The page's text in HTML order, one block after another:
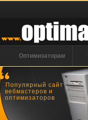
Оптимизаторам
Популярный сайт
вебмастеров и
оптимизаторов